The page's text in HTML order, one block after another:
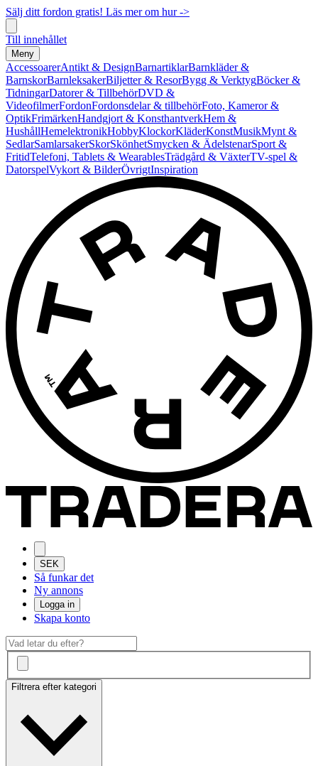
Sälj ditt fordon gratis! Läs mer om hur ->
Till innehållet
Meny
AccessoarerAntikt & DesignBarnartiklarBarnkläder &
BarnskorBarnleksakerBiljetter & ResorBygg & VerktygBöcker &
TidningarDatorer & TillbehörDVD &
VideofilmerFordonFordonsdelar & tillbehörFoto, Kameror &
OptikFrimärkenHandgjort & KonsthantverkHem &
HushållHemelektronikHobbyKlockorKläderKonstMusikMynt &
SedlarSamlarsakerSkorSkönhetSmycken & ÄdelstenarSport &
FritidTelefoni, Tablets & WearablesTrädgård & VäxterTV-spel &
DatorspelVykort & BilderÖvrigtInspiration
SEK
Så funkar det
Ny annons
Logga in
Skapa konto
Filtrera efter kategori